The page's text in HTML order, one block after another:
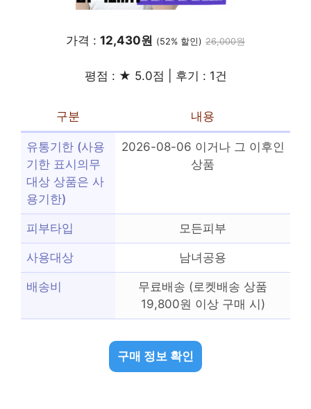
가격 : 12,430원 (52% 할인) 26,000원
평점 : ★ 5.0점 | 후기 : 1건
구분 내용
유통기한 (사용
기한 표시의무
대상 상품은 사
용기한)
2026-08-06 이거나 그 이후인
상품
피부타입 모든피부
사용대상 남녀공용
배송비
무료배송 (로켓배송 상품
19,800원 이상 구매 시)
구매 정보 확인